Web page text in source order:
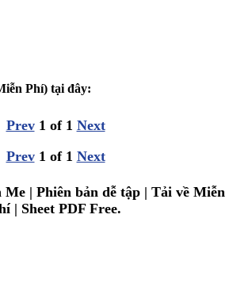
Phí) tại đây:
Prev 1 of 1 Next
Prev 1 of 1 Next
Me | Phiên bản dễ tập | Tải về Miễn
| Sheet PDF Free.